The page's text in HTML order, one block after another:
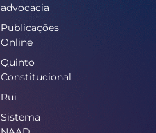
advocacia
Publicações
Online
Quinto
Constitucional
Rui
Sistema